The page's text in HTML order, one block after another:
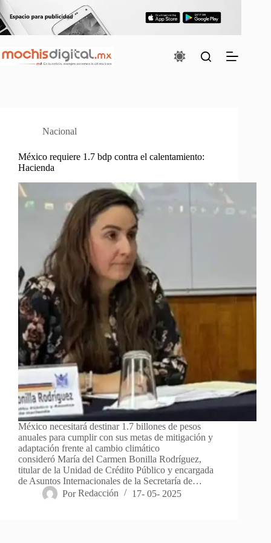
Saltar
al
contenido
Nacional
México requiere 1.7 bdp contra el calentamiento:
Hacienda
México necesitará destinar 1.7 billones de pesos
anuales para cumplir con sus metas de mitigación y
adaptación frente al cambio climático
consideró María del Carmen Bonilla Rodríguez,
titular de la Unidad de Crédito Público y encargada
de Asuntos Internacionales de la Secretaría de…
Por Redacción 17- 05- 2025